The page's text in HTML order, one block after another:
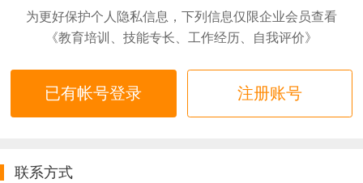
为更好保护个人隐私信息，下列信息仅限企业会员查看
《教育培训、技能专长、工作经历、自我评价》
已有帐号登录 注册账号
联系方式